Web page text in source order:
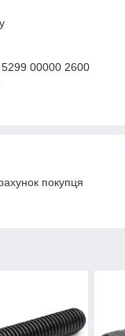
5299 00000 2600
покупця